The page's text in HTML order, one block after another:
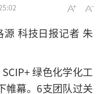
科技日报记者 朱
绿色化学化工
幕。6支团队过关